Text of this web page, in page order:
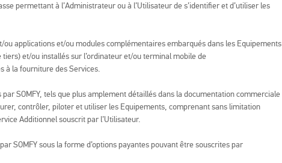
permettant à l’Administrateur ou à l’Utilisateur de s’identifier et d’utiliser les
applications et/ou modules complémentaires embarqués dans les Equipements
tiers) et/ou installés sur l’ordinateur et/ou terminal mobile de
à la fourniture des Services.
SOMFY, tels que plus amplement détaillés dans la documentation commerciale
contrôler, piloter et utiliser les Equipements, comprenant sans limitation
Additionnel souscrit par l’Utilisateur.
SOMFY sous la forme d’options payantes pouvant être souscrites par